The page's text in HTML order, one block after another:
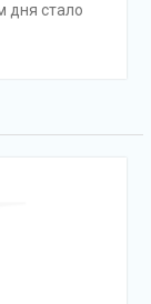
дня стало